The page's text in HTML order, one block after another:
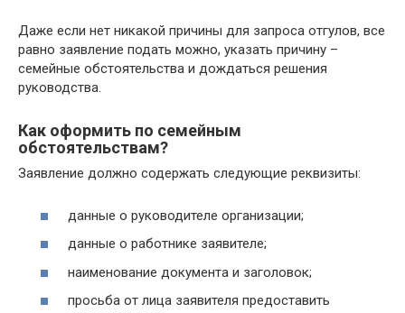
Даже если нет никакой причины для запроса отгулов, все
равно заявление подать можно, указать причину –
семейные обстоятельства и дождаться решения
руководства.
Как оформить по семейным
обстоятельствам?
Заявление должно содержать следующие реквизиты:
данные о руководителе организации;
данные о работнике заявителе;
наименование документа и заголовок;
просьба от лица заявителя предоставить